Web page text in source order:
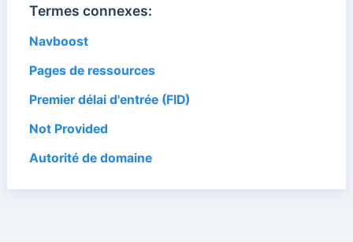
Termes connexes:
Navboost
Pages de ressources
Premier délai d'entrée (FID)
Not Provided
Autorité de domaine